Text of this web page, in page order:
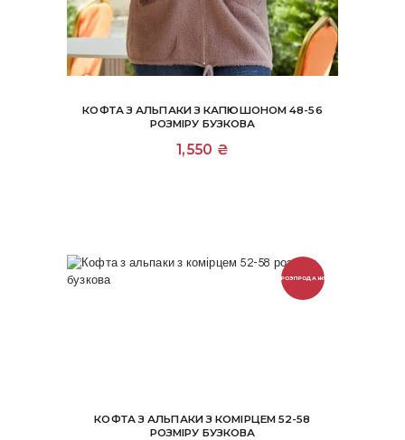
КОФТА З АЛЬПАКИ З КАПЮШОНОМ 48-56
РОЗМІРУ БУЗКОВА
1,550 ₴
РОЗПРОДАЖ!
КОФТА З АЛЬПАКИ З КОМІРЦЕМ 52-58
РОЗМІРУ БУЗКОВА